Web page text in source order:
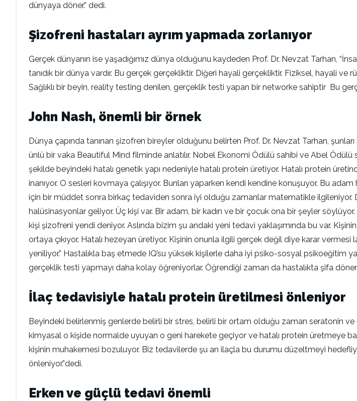
dünyaya döner.” dedi.
Şizofreni hastaları ayrım yapmada zorlanıyor
Gerçek dünyanın ise yaşadığımız dünya olduğunu kaydeden Prof. Dr. Nevzat Tarhan,
tanıdık bir dünya vardır. Bu gerçek gerçekliktir. Diğeri hayali gerçekliktir. Fiziksel, hayali ve
Sağlıklı bir beyin, reality testing denilen, gerçeklik testi yapan bir networke sahiptir Bu
John Nash, önemli bir örnek
Dünya çapında tanınan şizofren bireyler olduğunu belirten Prof. Dr. Nevzat Tarhan,
ünlü bir vaka Beautiful Mind filminde anlatılır. Nobel Ekonomi Ödülü sahibi ve Abel
şekilde beyindeki hatalı genetik yapı nedeniyle hatalı protein üretiyor. Hatalı protein
inanıyor. O sesleri kovmaya çalışıyor. Bunları yaparken kendi kendine konuşuyor. Bu
için bir müddet sonra birkaç tedaviden sonra iyi olduğu zamanlar matematikle ilgileniyor.
halüsinasyonlar geliyor. Üç kişi var. Bir adam, bir kadın ve bir çocuk ona bir şeyler
kişi şizofreni yendi deniyor. Aslında bizim şu andaki yeni tedavi yaklaşımında bu var.
ortaya çıkıyor. Hatalı hezeyan üretiyor. Kişinin onunla ilgili gerçek değil diye karar
yeniliyor.” Hastalıkla baş etmede IQ’su yüksek kişilerle daha iyi psiko-sosyal psikoeğitim
gerçeklik testi yapmayı daha kolay öğreniyorlar. Öğrendiği zaman da hastalıkta şifa
İlaç tedavisiyle hatalı protein üretilmesi önleniyor
Beyindeki belirlenmiş genlerde belirli bir stres, belirli bir ortam olduğu zaman seratonin ve
kimyasal o kişide normalde uyuyan o geni harekete geçiyor ve hatalı protein üretmeye
kişinin muhakemesi bozuluyor. Biz tedavilerde şu an ilaçla bu durumu düzeltmeyi
önleniyor.”dedi.
Erken ve güçlü tedavi önemli